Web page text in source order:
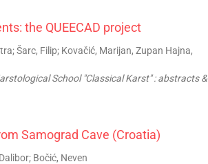
the QUEECAD project
Šarc, Filip; Kovačić, Marijan, Zupan Hajna,
School "Classical Karst" : abstracts &
Samograd Cave (Croatia)
Bočić, Neven